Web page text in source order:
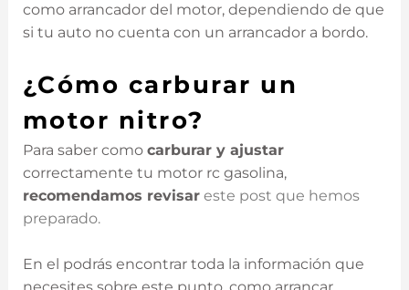
como arrancador del motor, dependiendo de que
si tu auto no cuenta con un arrancador a bordo.
¿Cómo carburar un
motor nitro?
Para saber como carburar y ajustar
correctamente tu motor rc gasolina,
recomendamos revisar este post que hemos
preparado.
En el podrás encontrar toda la información que